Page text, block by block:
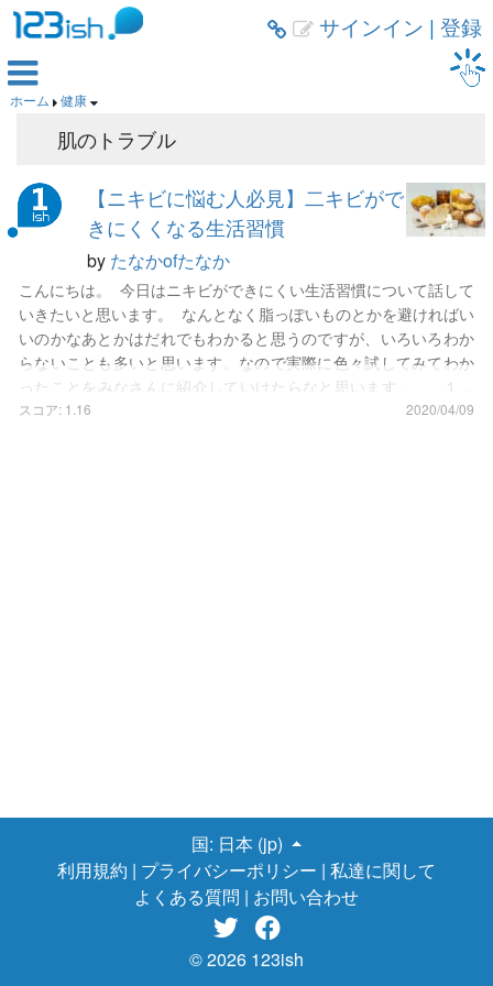
  サインイン | 登録

ホーム  健康 
肌のトラブル
【ニキビに悩む人必見】二キビがで
きにくくなる生活習慣
by たなかofたなか
こんにちは。 今日はニキビができにくい生活習慣について話して
いきたいと思います。 なんとなく脂っぽいものとかを避ければい
いのかなあとかはだれでもわかると思うのですが、いろいろわか
らないことも多いと思います。なので実際に色々試してみてわか
ったことをみなさんに紹介していけたらなと思います。 １．
炭水化物を控える 炭水化物には糖質がたっぷりと含まれてい
４．スキンケアについて スキンケアが非常に大事だとい
うことは誰もが知っていることだと思いますが一応紹介しま
す。 洗顔をしすぎるのはよくないです。 私自身かなりニキビに
悩んでいた時一日に洗顔を何回もしてたりしていたんですが、そ
れは意味がないです。かえってよくないです。 なので洗顔料を使
用しての洗顔は夜の一回だけでいいと思います。 夏は日焼け止め
は必須です。 日焼けをすることによって肌に炎症が起きるので必
スコア: 1.16 2020/04/09
国: 日本 (jp)
利用規約 | プライバシーポリシー | 私達に関して
よくある質問 | お問い合わせ
 
© 2026 123ish